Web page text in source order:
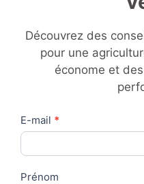
Découvrez des
pour une
économe et
Contact
Us
E-mail *
Prénom